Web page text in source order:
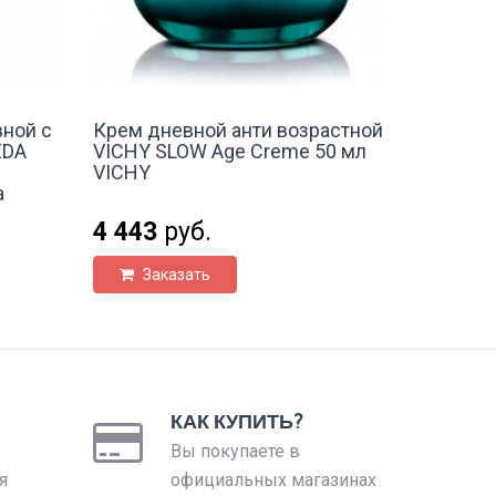
с
Крем дневной анти возрастной
VICHY SLOW Age Creme 50 мл
VICHY
4 443руб.
Заказать
КАК КУПИТЬ?
Вы покупаете в
официальных магазинах